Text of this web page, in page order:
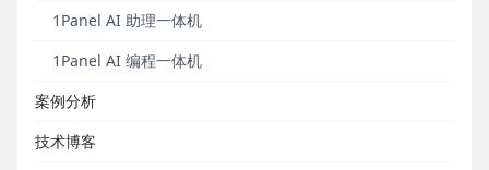
1Panel AI 助理一体机
1Panel AI 编程一体机
案例分析
技术博客
功能，该功能围绕 “标签管理→文档标签设置→文档标
签检索” 全流程设计，通过标签化的方式形成“精准分